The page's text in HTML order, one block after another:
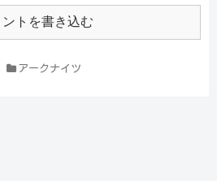
ントを書き込む
アークナイツ